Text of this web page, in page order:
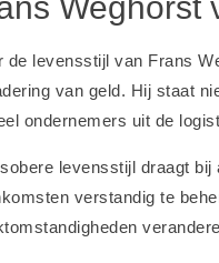
de levensstijl van Frans
van geld. Hij staat
ondernemers uit de
levensstijl draagt
verstandig te